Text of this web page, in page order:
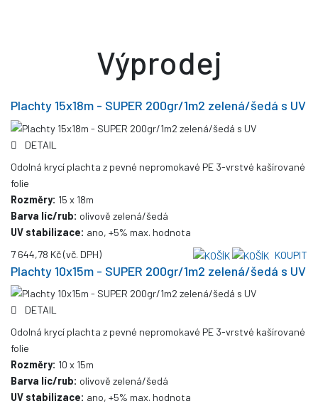
Výprodej
Plachty 15x18m - SUPER 200gr/1m2 zelená/šedá s UV
DETAIL
Odolná krycí plachta z pevné nepromokavé PE 3-vrstvé kašírované
folie
Rozměry: 15 x 18m
Barva líc/rub: olivově zelená/šedá
UV stabilizace: ano, +5% max. hodnota
7 644,78 Kč(vč. DPH) KOUPIT
Plachty 10x15m - SUPER 200gr/1m2 zelená/šedá s UV
DETAIL
Odolná krycí plachta z pevné nepromokavé PE 3-vrstvé kašírované
folie
Rozměry: 10 x 15m
Barva líc/rub: olivově zelená/šedá
UV stabilizace: ano, +5% max. hodnota